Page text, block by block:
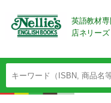
英語教材専
店ネリーズ